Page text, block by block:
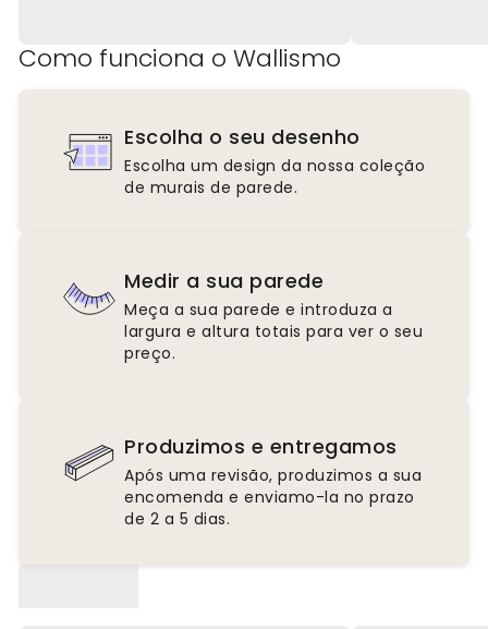
Como funciona o Wallismo
Escolha o seu desenho
Escolha um design da nossa coleção
de murais de parede.
Medir a sua parede
Meça a sua parede e introduza a
largura e altura totais para ver o seu
preço.
Produzimos e entregamos
Após uma revisão, produzimos a sua
encomenda e enviamo-la no prazo
de 2 a 5 dias.